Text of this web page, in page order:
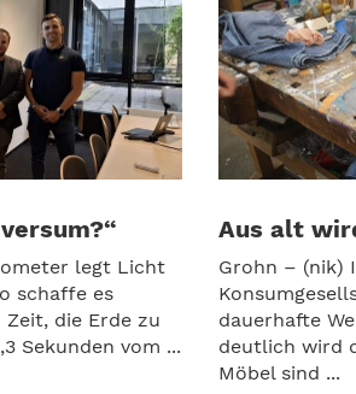
legt Licht
schaffe es
Zeit, die Erde zu
Sekunden vom ...
Aus alt
Grohn – (nik)
dauerhafte
deutlich wird
Möbel sind ...